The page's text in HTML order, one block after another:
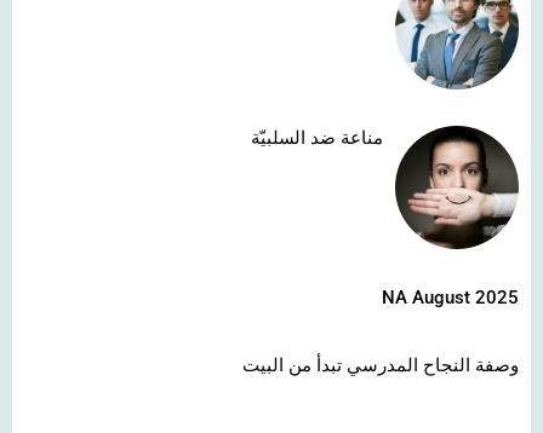
مناعة ضد السلبيّة
NA August 2025
وصفة النجاح المدرسي تبدأ من البيت